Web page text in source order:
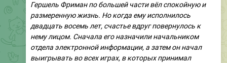
Гершель Фриман по большей части вёл спокойную и
размеренную жизнь. Но когда ему исполнилось
двадцать восемь лет, счастье вдруг повернулось к
нему лицом. Сначала его назначили начальником
отдела электронной информации, а затем он начал
выигрывать во всех играх, в которых принимал